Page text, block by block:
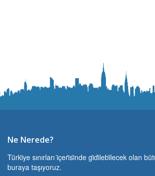
Ne Nerede?
Türki̇ye sınırları i̇çeri̇si̇nde gi̇di̇lebi̇lecek olan
buraya taşıyoruz.